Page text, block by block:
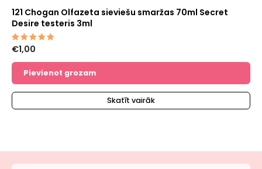
121 Chogan Olfazeta sieviešu smaržas 70ml Secret
Desire testeris 3ml
Novērtēts
ar
5.00
€1,00
Pievienot grozam
Skatīt vairāk